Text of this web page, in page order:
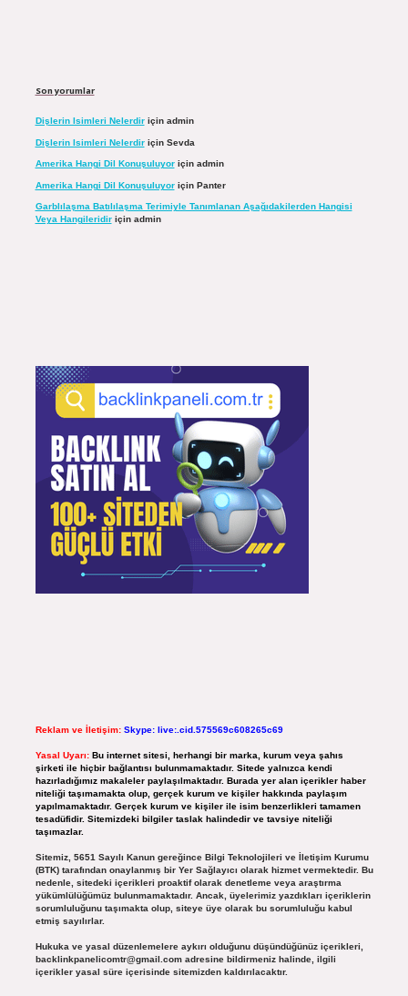
Son yorumlar
Dişlerin Isimleri Nelerdiriçin admin
Dişlerin Isimleri Nelerdiriçin Sevda
Amerika Hangi Dil Konuşuluyoriçin admin
Amerika Hangi Dil Konuşuluyoriçin Panter
Garblılaşma Batılılaşma Terimiyle Tanımlanan Aşağıdakilerden Hangisi
Veya Hangileridiriçin admin
Reklam ve İletişim: Skype: live:.cid.575569c608265c69
Yasal Uyarı: Bu internet sitesi, herhangi bir marka, kurum veya şahıs
şirketi ile hiçbir bağlantısı bulunmamaktadır. Sitede yalnızca kendi
hazırladığımız makaleler paylaşılmaktadır. Burada yer alan içerikler haber
niteliği taşımamakta olup, gerçek kurum ve kişiler hakkında paylaşım
yapılmamaktadır. Gerçek kurum ve kişiler ile isim benzerlikleri tamamen
tesadüfidir. Sitemizdeki bilgiler taslak halindedir ve tavsiye niteliği
taşımazlar.
Sitemiz, 5651 Sayılı Kanun gereğince Bilgi Teknolojileri ve İletişim Kurumu
(BTK) tarafından onaylanmış bir Yer Sağlayıcı olarak hizmet vermektedir. Bu
nedenle, sitedeki içerikleri proaktif olarak denetleme veya araştırma
yükümlülüğümüz bulunmamaktadır. Ancak, üyelerimiz yazdıkları içeriklerin
sorumluluğunu taşımakta olup, siteye üye olarak bu sorumluluğu kabul
etmiş sayılırlar.
Hukuka ve yasal düzenlemelere aykırı olduğunu düşündüğünüz içerikleri,
backlinkpanelicomtr@gmail.comadresine bildirmeniz halinde, ilgili
içerikler yasal süre içerisinde sitemizden kaldırılacaktır.